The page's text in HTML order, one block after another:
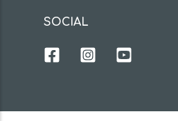
SOCIAL